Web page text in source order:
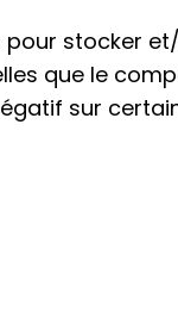
pour stocker
que le
sur